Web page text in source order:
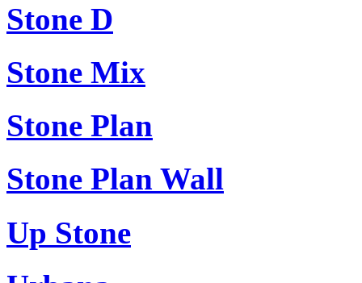
Stone D
Stone Mix
Stone Plan
Stone Plan Wall
Up Stone